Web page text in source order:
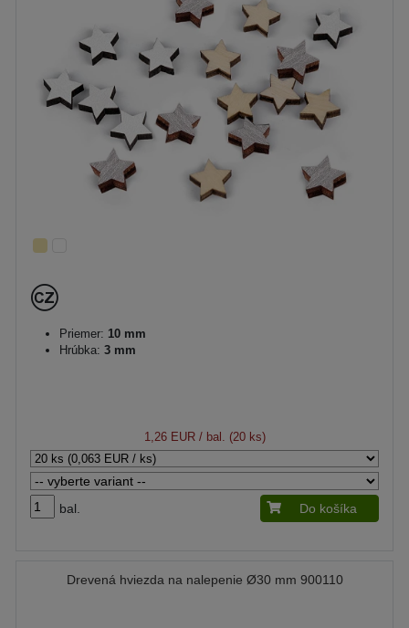
Priemer: 10 mm
Hrúbka: 3 mm
1,26 EUR/ bal. (20 ks)
bal. Do košíka
Drevená hviezda na nalepenie Ø30 mm 900110